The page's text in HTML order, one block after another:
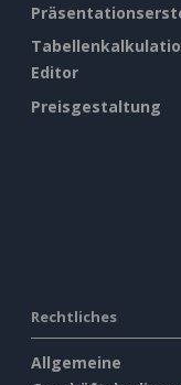
Editor
Preisgestaltung
Rechtliches
Allgemeine